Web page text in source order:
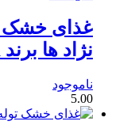
غذای
نژاد ها برند Adragna
ناموجود
5.00